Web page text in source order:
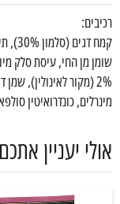
רכיבים:
שומן מן החי, עיסת סלק
מינרלים, כונדרואיטין סולפאט 0.06%, גלוקוזאמין
אולי יעניין